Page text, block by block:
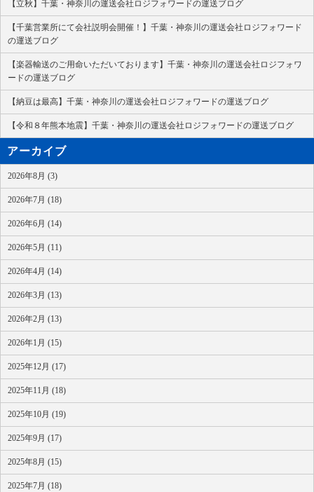
【立秋】千葉・神奈川の運送会社ロジフォワードの運送ブログ
【千葉営業所にて会社説明会開催！】千葉・神奈川の運送会社ロジフォワード
の運送ブログ
【楽器輸送のご用命いただいております】千葉・神奈川の運送会社ロジフォワ
ードの運送ブログ
【納豆は最高】千葉・神奈川の運送会社ロジフォワードの運送ブログ
【令和８年熊本地震】千葉・神奈川の運送会社ロジフォワードの運送ブログ
アーカイブ
2026年8月 (3)
2026年7月 (18)
2026年6月 (14)
2026年5月 (11)
2026年4月 (14)
2026年3月 (13)
2026年2月 (13)
2026年1月 (15)
2025年12月 (17)
2025年11月 (18)
2025年10月 (19)
2025年9月 (17)
2025年8月 (15)
2025年7月 (18)